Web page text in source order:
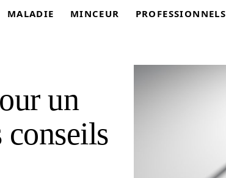
MALADIE MINCEUR PROFESSIONNELS
un
conseils